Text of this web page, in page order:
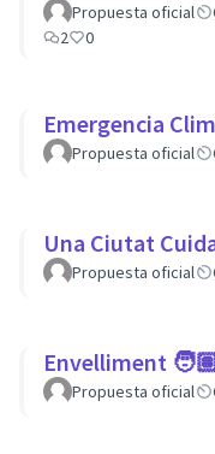
Propuesta oficial
2
0
Emergencia
Propuesta oficial
Una Ciutat
Propuesta oficial
Envelliment
Propuesta oficial